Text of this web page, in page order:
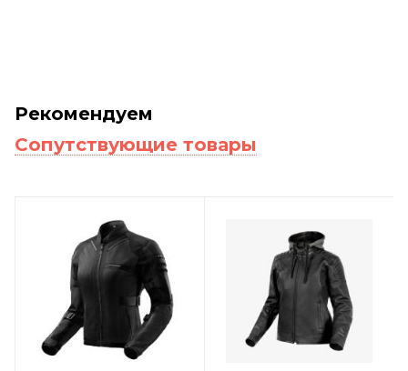
Рекомендуем
Сопутствующие товары